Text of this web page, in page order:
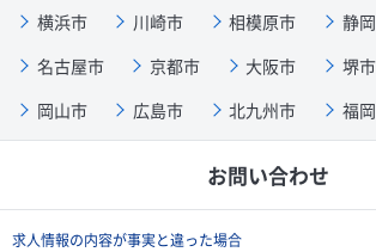
横浜市
川崎市 相模原市 静
名古屋市
京都市 大阪市 堺市
岡山市
広島市 北九州市 福
お問い合わせ
求人情報の内容が事実と違った場合